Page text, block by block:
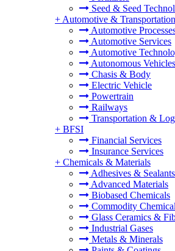
Seed & Seed
+ Automotive & Transportation
Automotive
Automotive Services
Automotive
Autonomous Vehicles
Chasis & Body
Electric Vehicle
Powertrain
Railways
Transportation &
+ BFSI
Financial Services
Insurance Services
+ Chemicals & Materials
Adhesives & Sealants
Advanced Materials
Biobased Chemicals
Commodity
Glass Ceramics &
Industrial Gases
Metals & Minerals